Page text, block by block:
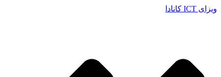
ویزای ICT کانادا